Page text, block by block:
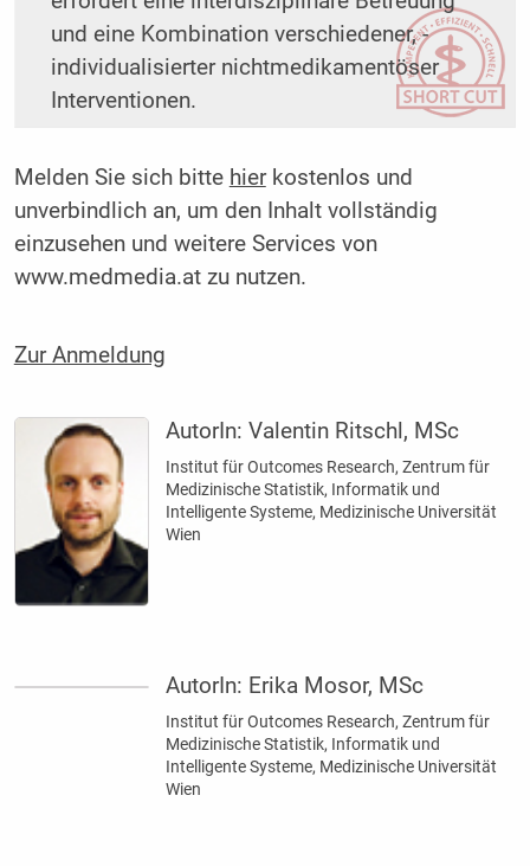
und eine Kombination verschiedener, ­
individualisierter nichtmedikamentöser
Interventionen.
Melden Sie sich bitte hierkostenlos und
unverbindlich an, um den Inhalt vollständig
einzusehen und weitere Services von
www.medmedia.at zu nutzen.
Zur Anmeldung
AutorIn:Valentin Ritschl, MSc
Institut für Outcomes Research, Zentrum für
Medizinische ­Statistik, Informatik und
Intelligente ­Systeme, Medizinische Universität
Wien
AutorIn: Erika Mosor, MSc
Institut für Outcomes Research, Zentrum für
Medizinische ­Statistik, Informatik und
Intelligente ­Systeme, Medizinische Universität
Wien